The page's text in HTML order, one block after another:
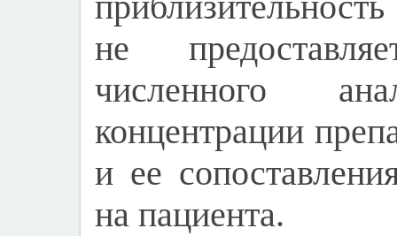
не
численного
концентрации
и ее
на пациента.